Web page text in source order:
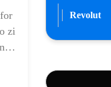
zi
Revolut